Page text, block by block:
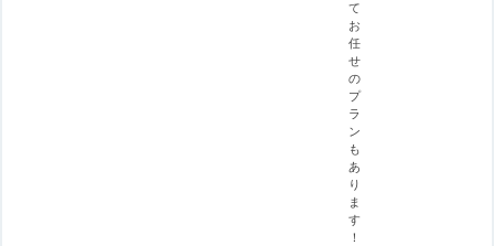
て
お
任
せ
の
プ
ラ
ン
も
あ
り
ま
す
！